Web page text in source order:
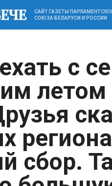
САЙТ ГАЗЕТЫ
СОЮЗА БЕЛАРУСИ И РОССИИ
с
летом
сбор.